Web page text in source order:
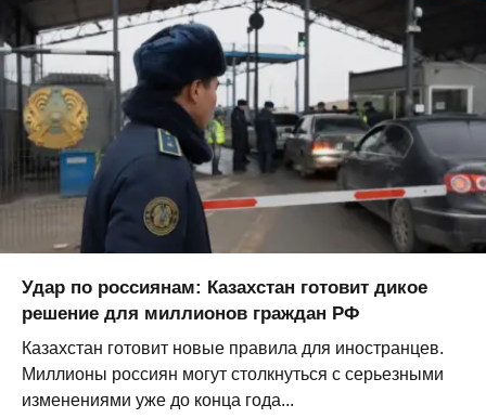
Удар по россиянам: Казахстан готовит дикое
решение для миллионов граждан РФ
Казахстан готовит новые правила для иностранцев.
Миллионы россиян могут столкнуться с серьезными
изменениями уже до конца года...